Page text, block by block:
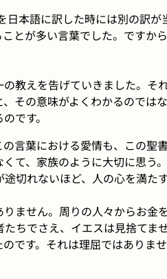
本語に訳した時には別の訳
とが多い言葉でした。です
教えを告げていきました。
その意味がよくわかるので
です。
言葉における愛情も、この聖
て、家族のように大切に思
切れないほど、人の心を満た
ません。周りの人々からお
ちでさえ、イエスは見捨てませ
です。それは理屈ではあり